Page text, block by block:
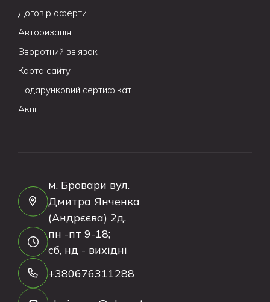
Договір оферти
Авторизація
Зворотний зв'язок
Карта сайту
Подарунковий сертифікат
Акції
м. Бровари вул.
Дмитра Янченка
(Андрєєва) 2д.
пн -пт 9-18;
сб, нд - вихідні
+380676311288